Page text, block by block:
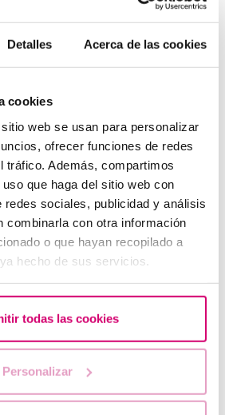
Detalles Acerca de las cookies
cookies
web se usan para personalizar
ofrecer funciones de redes
tráfico. Además, compartimos
que haga del sitio web con
redes sociales, publicidad y análisis
combinarla con otra información
o que hayan recopilado a
hecho de sus servicios.
todas las cookies
Personalizar
processos d’inseminació artificial, i
en FIV, i es manté fins a la
quan la placenta comença a
amb progesterona pot disminuir
de l’embrió i augmentar el risc
en les primeres setmanes.
de la progesterona
pot tenir els següents
abdominal.
mal de cap o sensibilitat als pits.